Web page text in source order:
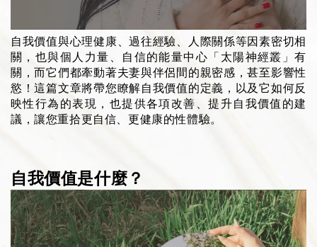
自我價值與心理健康、過往經驗、人際關係等因素密切相
關，也與個人力量、自信的能量中心「太陽神經叢」有
關，而它們都牽動著夫妻與伴侶間的親密感，甚至影響性
慾！這篇文章將帶您瞭解自我價值的定義，以及它如何反
映性行為的表現，也提供各項改善、提升自我價值的建
議，讓您重拾更自信、更健康的性體驗。
自我價值是什麼？